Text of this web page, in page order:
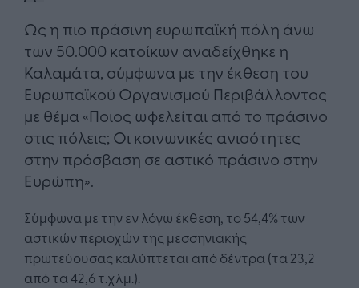
Ως η πιο πράσινη ευρωπαϊκή πόλη άνω
των 50.000 κατοίκων αναδείχθηκε η
Καλαμάτα, σύμφωνα με την έκθεση του
Ευρωπαϊκού Οργανισμού Περιβάλλοντος
με θέμα «Ποιος ωφελείται από το πράσινο
στις πόλεις; Οι κοινωνικές ανισότητες
στην πρόσβαση σε αστικό πράσινο στην
Ευρώπη».
Σύμφωνα με την εν λόγω έκθεση, το 54,4% των
αστικών περιοχών της μεσσηνιακής
πρωτεύουσας καλύπτεται από δέντρα (τα 23,2
από τα 42,6 τ.χλμ.).